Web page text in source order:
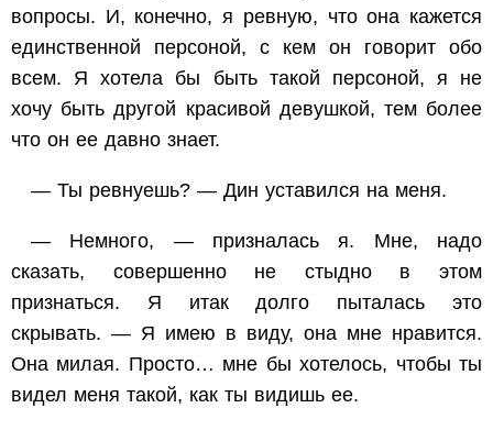
вопросы. И, конечно, я ревную, что она кажется
единственной персоной, с кем он говорит обо
всем. Я хотела бы быть такой персоной, я не
хочу быть другой красивой девушкой, тем более
что он ее давно знает.
— Ты ревнуешь? — Дин уставился на меня.
— Немного, — призналась я. Мне, надо
сказать, совершенно не стыдно в этом
признаться. Я итак долго пыталась это
скрывать. — Я имею в виду, она мне нравится.
Она милая. Просто… мне бы хотелось, чтобы ты
видел меня такой, как ты видишь ее.